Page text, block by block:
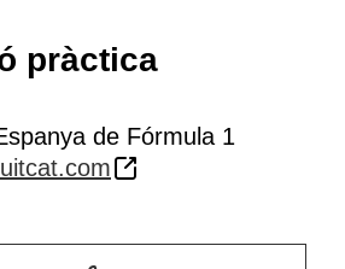
pràctica
de Fórmula 1